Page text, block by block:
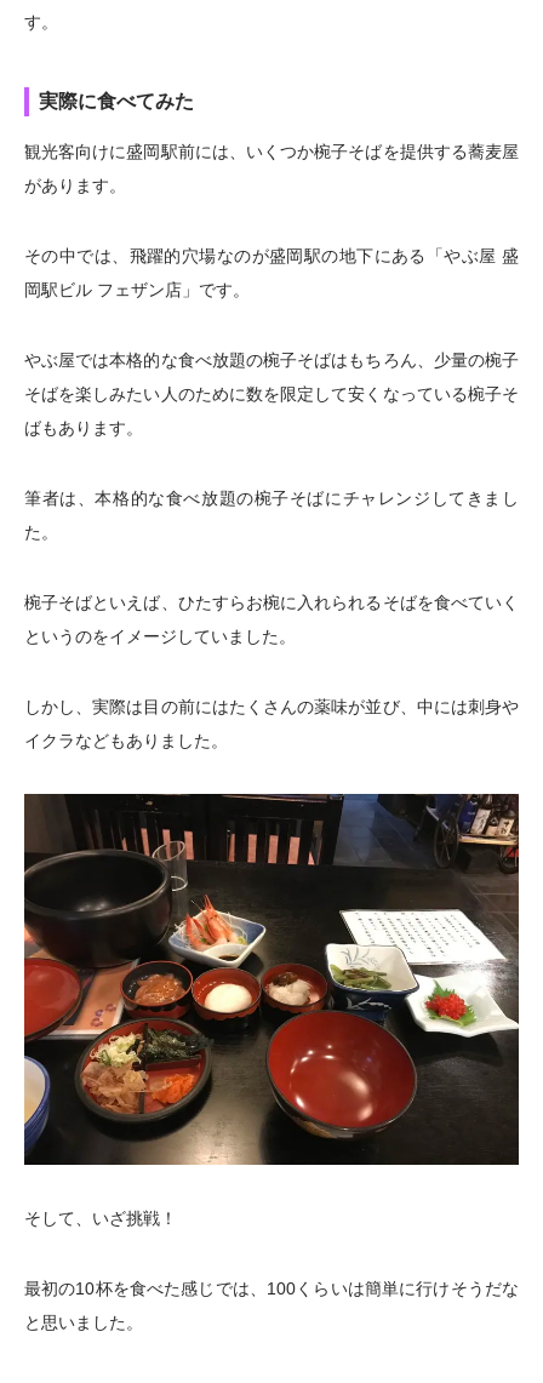
す。
実際に食べてみた
観光客向けに盛岡駅前には、いくつか椀子そばを提供する蕎麦屋
があります。
その中では、飛躍的穴場なのが盛岡駅の地下にある「やぶ屋 盛
岡駅ビル フェザン店」です。
やぶ屋では本格的な食べ放題の椀子そばはもちろん、少量の椀子
そばを楽しみたい人のために数を限定して安くなっている椀子そ
ばもあります。
筆者は、本格的な食べ放題の椀子そばにチャレンジしてきまし
た。
椀子そばといえば、ひたすらお椀に入れられるそばを食べていく
というのをイメージしていました。
しかし、実際は目の前にはたくさんの薬味が並び、中には刺身や
イクラなどもありました。
そして、いざ挑戦！
最初の10杯を食べた感じでは、100くらいは簡単に行けそうだな
と思いました。